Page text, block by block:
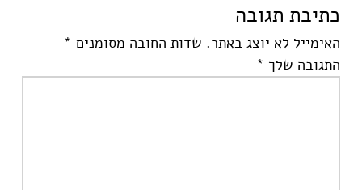
כתיבת תגובה
האימייל לא יוצג באתר. שדות החובה מסומנים *
התגובה שלך *